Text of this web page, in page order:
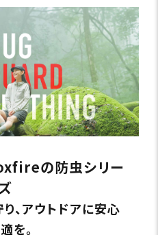
の防虫シリー
、アウトドアに安心
を。